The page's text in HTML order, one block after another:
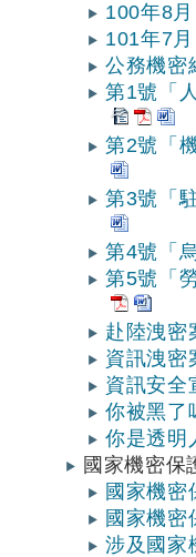
100年8月
101年7月
公務機密
第1號「
第2號「
第3號「
第4號「
第5號「
赴陸洩密
資訊洩密
資訊安全
你被黑了
你是透明
國家機密保
國家機
國家機密
涉及國家